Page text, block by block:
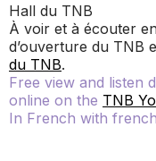
Hall du TNB
À voir et à écouter
d’ouverture du TNB
du TNB.
Free view and listen
online on the TNB
In French with